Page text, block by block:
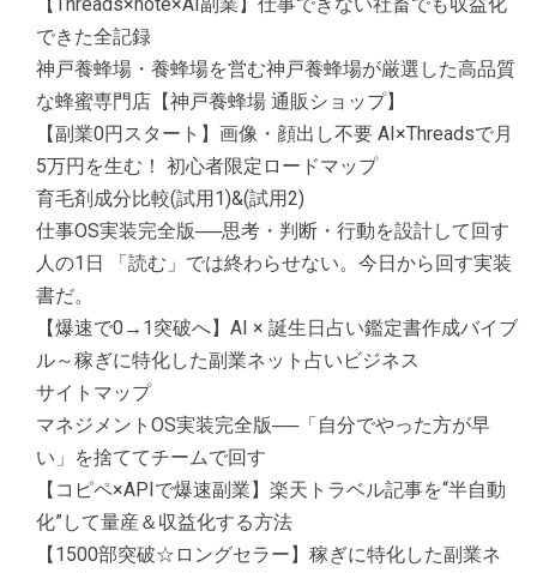
できた全記録
神戸養蜂場・養蜂場を営む神戸養蜂場が厳選した高品質
な蜂蜜専門店【神戸養蜂場 通販ショップ】
【副業0円スタート】画像・顔出し不要 AI×Threadsで月
5万円を生む！ 初心者限定ロードマップ
育毛剤成分比較(試用1)&(試用2)
仕事OS実装完全版──思考・判断・行動を設計して回す
人の1日 「読む」では終わらせない。今日から回す実装
書だ。
【爆速で0→1突破へ】AI × 誕生日占い鑑定書作成バイブ
ル～稼ぎに特化した副業ネット占いビジネス
サイトマップ
マネジメントOS実装完全版──「自分でやった方が早
い」を捨ててチームで回す
【コピペ×APIで爆速副業】楽天トラベル記事を“半自動
化”して量産＆収益化する方法
【1500部突破☆ロングセラー】稼ぎに特化した副業ネ